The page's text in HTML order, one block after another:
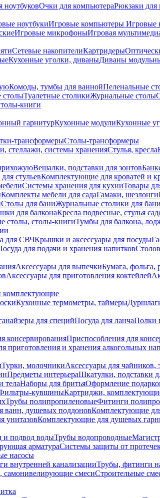
ноутбуковОчки для компьютераРюкзаки для
ноутбукиИгровые компьютеры Игровые
Игровые микрофоныИгровая
Сетевые накопителиКартридеры
Кухонные уголки, диваныДиваны
Комоды, тумбы для ваннойПеленальные
столыТуалетные столикиЖурнальные столы
книги
гарнитурКухонные модулиКухонные
трансформерыСтолы-трансформеры
стеллажи, системы храненияСтулья, кресла
Вешалки, подставки для зонтов
стульевКомплектующие для кроватей и
Системы хранения для кухниТовары
Комплекты мебели для садаГамаки, шезлонги
Столы для баниЖурнальные столики для бани
для балконаКресла подвесные, стулья
столы, столы-книгиТумбы для балкона,
для СВЧКрышки и аксессуары для посуды
для подачи и хранения напитков
Аксессуары для выпечкиБумага, фольга,
Аксессуары для приготовления коктейлей
комплектующие
Кухонные термометры, таймеры
для специйПосуда для ланчаПолки
консервированияПриспособления для
приготовления и хранения алкогольных
Турки, молочникиАксессуары для чайников,
Предметы интерьераШкатулки, подставки
телаНаборы для бритьяОформление
кувшиныКартриджи,
Трубы полипропиленовыеФитинги
ванн, душевых поддоновКомплектующие
унитазовКомплектующие для душевых
и подвод водыТрубы водопроводные
арматураСистемы защиты от
насосы
внутренней канализацииТрубы, фитинги
самонивелирующие смесиСтроительные